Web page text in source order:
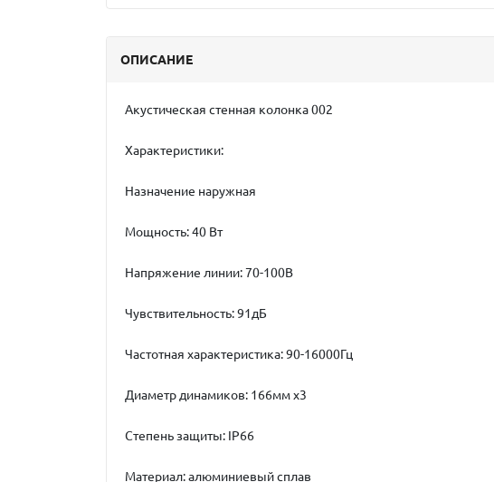
ОПИСАНИЕ
Акустическая стенная колонка 002
Характеристики:
Назначение наружная
Мощность: 40 Вт
Напряжение линии: 70-100В
Чувствительность: 91дБ
Частотная характеристика: 90-16000Гц
Диаметр динамиков: 166мм х3
Степень защиты: IP66
Материал: алюминиевый сплав